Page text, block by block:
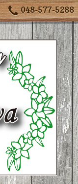
048-577-5288